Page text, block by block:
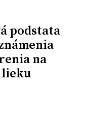
podstata
na
lieku